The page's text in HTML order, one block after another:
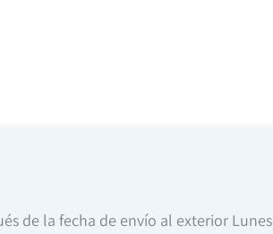
de la fecha de envío al exterior Lunes